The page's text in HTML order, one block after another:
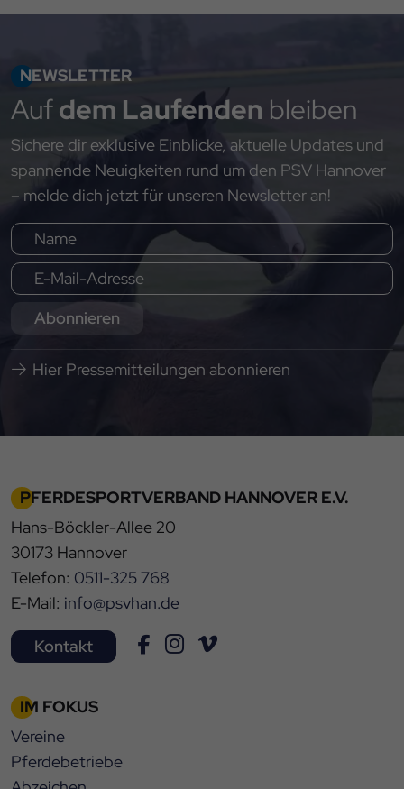
NEWSLETTER
Aufdem Laufenden bleiben
Sichere dir exklusive Einblicke, aktuelle Updates und
spannende Neuigkeiten rund um den PSV Hannover
– melde dich jetzt für unseren Newsletter an!
Abonnieren
Hier Pressemitteilungen abonnieren
PFERDESPORTVERBAND HANNOVER E.V.
Hans-Böckler-Allee 20
30173 Hannover
Telefon: 0511-325 768
E-Mail: info@psvhan.de
Kontakt
IM FOKUS
Vereine
Pferdebetriebe